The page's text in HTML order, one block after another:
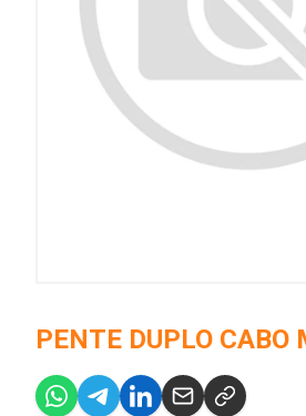
PENTE DUPLO CABO